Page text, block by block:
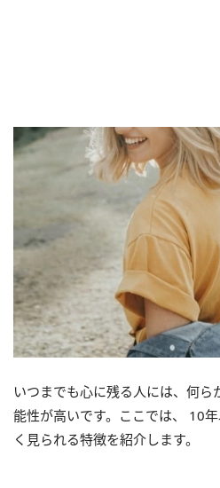
いつまでも心に残る人には、何
能性が高いです。ここでは、 10
く見られる特徴を紹介します。